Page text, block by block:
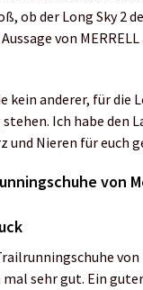
ob der Long Sky 2
von
kein anderer, für die
Ich habe den
und Nieren für euch
von
sehr gut. Ein guter